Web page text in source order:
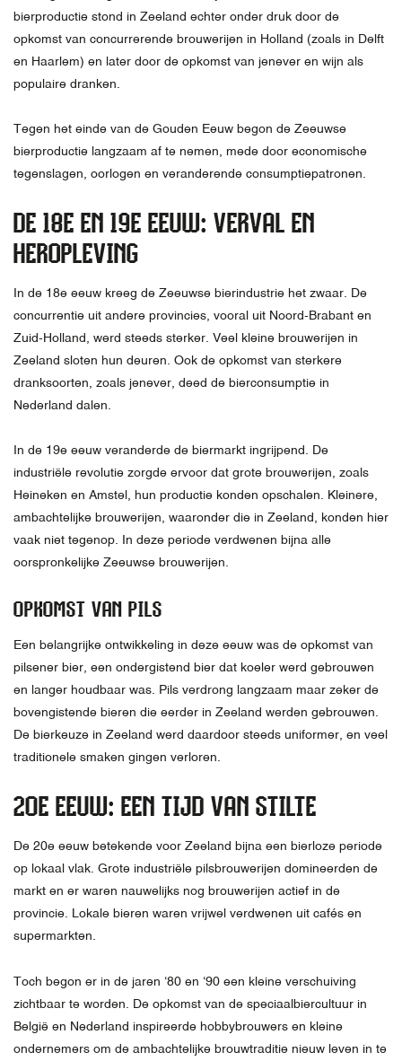
bierproductie stond in Zeeland echter onder druk door de
opkomst van concurrerende brouwerijen in Holland (zoals in Delft
en Haarlem) en later door de opkomst van jenever en wijn als
populaire dranken.
Tegen het einde van de Gouden Eeuw begon de Zeeuwse
bierproductie langzaam af te nemen, mede door economische
tegenslagen, oorlogen en veranderende consumptiepatronen.
DE 18E EN 19E EEUW: VERVAL EN
HEROPLEVING
In de 18e eeuw kreeg de Zeeuwse bierindustrie het zwaar. De
concurrentie uit andere provincies, vooral uit Noord-Brabant en
Zuid-Holland, werd steeds sterker. Veel kleine brouwerijen in
Zeeland sloten hun deuren. Ook de opkomst van sterkere
dranksoorten, zoals jenever, deed de bierconsumptie in
Nederland dalen.
In de 19e eeuw veranderde de biermarkt ingrijpend. De
industriële revolutie zorgde ervoor dat grote brouwerijen, zoals
Heineken en Amstel, hun productie konden opschalen. Kleinere,
ambachtelijke brouwerijen, waaronder die in Zeeland, konden hier
vaak niet tegenop. In deze periode verdwenen bijna alle
oorspronkelijke Zeeuwse brouwerijen.
OPKOMST VAN PILS
Een belangrijke ontwikkeling in deze eeuw was de opkomst van
pilsener bier, een ondergistend bier dat koeler werd gebrouwen
en langer houdbaar was. Pils verdrong langzaam maar zeker de
bovengistende bieren die eerder in Zeeland werden gebrouwen.
De bierkeuze in Zeeland werd daardoor steeds uniformer, en veel
traditionele smaken gingen verloren.
20E EEUW: EEN TIJD VAN STILTE
De 20e eeuw betekende voor Zeeland bijna een bierloze periode
op lokaal vlak. Grote industriële pilsbrouwerijen domineerden de
markt en er waren nauwelijks nog brouwerijen actief in de
provincie. Lokale bieren waren vrijwel verdwenen uit cafés en
supermarkten.
Toch begon er in de jaren ‘80 en ‘90 een kleine verschuiving
zichtbaar te worden. De opkomst van de speciaalbiercultuur in
België en Nederland inspireerde hobbybrouwers en kleine
ondernemers om de ambachtelijke brouwtraditie nieuw leven in te